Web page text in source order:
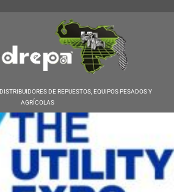
DE REPUESTOS, EQUIPOS PESADOS Y
AGRÍCOLAS